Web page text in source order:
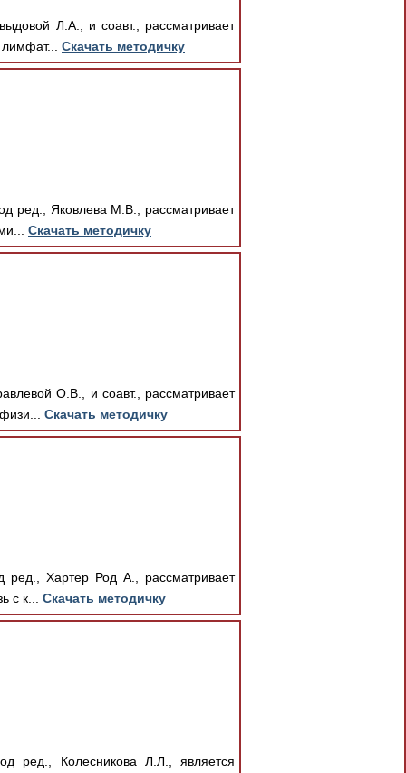
Л.А., и соавт., рассматривает
Скачать методичку
ред., Яковлева М.В., рассматривает
Скачать методичку
О.В., и соавт., рассматривает
Скачать методичку
ред., Хартер Род А., рассматривает
с к... Скачать методичку
ред., Колесникова Л.Л., является